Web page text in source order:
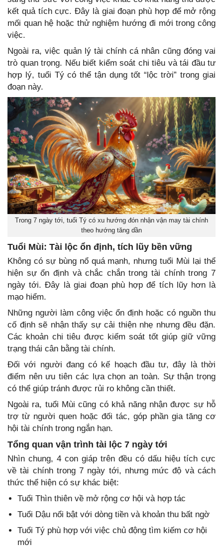
kết quả tích cực. Đây là giai đoạn phù hợp để mở rộng
mối quan hệ hoặc thử nghiệm hướng đi mới trong công
việc.
Ngoài ra, việc quản lý tài chính cá nhân cũng đóng vai
trò quan trọng. Nếu biết kiểm soát chi tiêu và tái đầu tư
hợp lý, tuổi Tý có thể tận dụng tốt “lộc trời” trong giai
đoạn này.
Trong 7 ngày tới, tuổi Tý có xu hướng đón nhận vận may tài chính
theo hướng tăng dần
Tuổi Mùi: Tài lộc ổn định, tích lũy bền vững
Không có sự bùng nổ quá mạnh, nhưng tuổi Mùi lại thể
hiện sự ổn định và chắc chắn trong tài chính trong 7
ngày tới. Đây là giai đoạn phù hợp để tích lũy hơn là
mạo hiểm.
Những người làm công việc ổn định hoặc có nguồn thu
cố định sẽ nhận thấy sự cải thiện nhẹ nhưng đều đặn.
Các khoản chi tiêu được kiểm soát tốt giúp giữ vững
trạng thái cân bằng tài chính.
Đối với người đang có kế hoạch đầu tư, đây là thời
điểm nên ưu tiên các lựa chọn an toàn. Sự thận trọng
có thể giúp tránh được rủi ro không cần thiết.
Ngoài ra, tuổi Mùi cũng có khả năng nhận được sự hỗ
trợ từ người quen hoặc đối tác, góp phần gia tăng cơ
hội tài chính trong ngắn hạn.
Tổng quan vận trình tài lộc 7 ngày tới
Nhìn chung, 4 con giáp trên đều có dấu hiệu tích cực
về tài chính trong 7 ngày tới, nhưng mức độ và cách
thức thể hiện có sự khác biệt:
Tuổi Thìn thiên về mở rộng cơ hội và hợp tác
Tuổi Dậu nổi bật với dòng tiền và khoản thu bất ngờ
Tuổi Tý phù hợp với việc chủ động tìm kiếm cơ hội
mới